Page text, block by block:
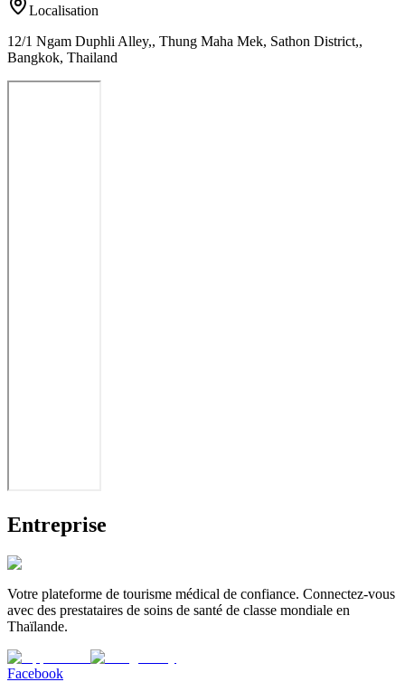
Localisation
12/1 Ngam Duphli Alley,, Thung Maha Mek, Sathon District,,
Bangkok, Thailand
Entreprise
Votre plateforme de tourisme médical de confiance. Connectez-vous
avec des prestataires de soins de santé de classe mondiale en
Thaïlande.
Facebook